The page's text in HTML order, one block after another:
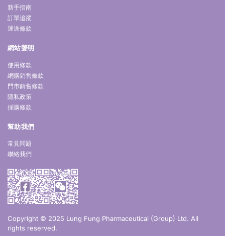
新手指南
訂單追蹤
運送條款
網站聲明
使用條款
網購銷售條款
門市銷售條款
隱私政策
採購條款
幫助我們
常見問題
聯絡我們
Copyright © 2025 Lung Fung Pharmaceutical (Group) Ltd. All
rights reserved.